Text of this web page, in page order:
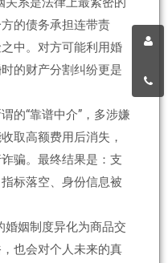
的债务承担连带责
中。对方可能利用婚
的财产分割纠纷更是
的“靠谱中介”，多涉嫌
取高额费用后消失，
骗。最终结果是：支
标落空、身份信息被
姻制度异化为商品交
也会对个人未来的真